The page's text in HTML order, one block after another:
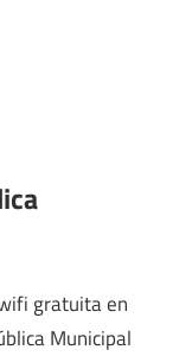
gratuita en
Municipal